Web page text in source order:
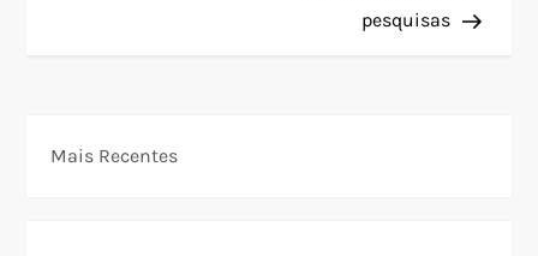
a
pesquisas
Mais Recentes